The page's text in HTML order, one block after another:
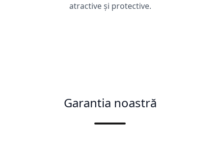
atractive și protective.
Garantia noastră